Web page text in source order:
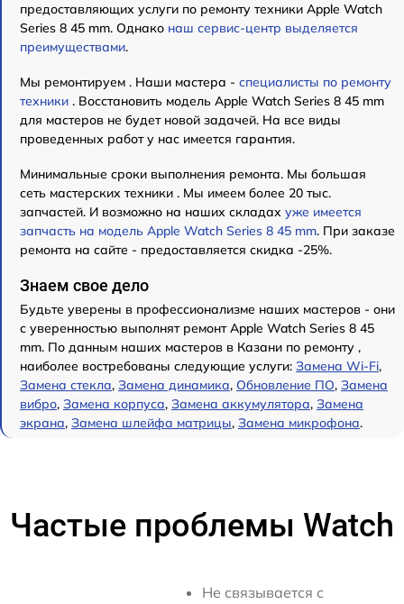
предоставляющих услуги по ремонту техники Apple Watch
Series 8 45 mm. Однако наш сервис-центр выделяется
преимуществами.
Мы ремонтируем . Наши мастера - специалисты по ремонту
техники . Восстановить модель Apple Watch Series 8 45 mm
для мастеров не будет новой задачей. На все виды
проведенных работ у нас имеется гарантия.
Минимальные сроки выполнения ремонта. Мы большая
сеть мастерских техники . Мы имеем более 20 тыс.
запчастей. И возможно на наших складах уже имеется
запчасть на модель Apple Watch Series 8 45 mm. При заказе
ремонта на сайте - предоставляется скидка -25%.
Знаем свое дело
Будьте уверены в профессионализме наших мастеров - они
с уверенностью выполнят ремонт Apple Watch Series 8 45
mm. По данным наших мастеров в Казани по ремонту ,
наиболее востребованы следующие услуги: Замена Wi-Fi,
Замена стекла, Замена динамика, Обновление ПО, Замена
вибро, Замена корпуса, Замена аккумулятора, Замена
экрана, Замена шлейфа матрицы, Замена микрофона.
Частые проблемы Watch
Не связывается с